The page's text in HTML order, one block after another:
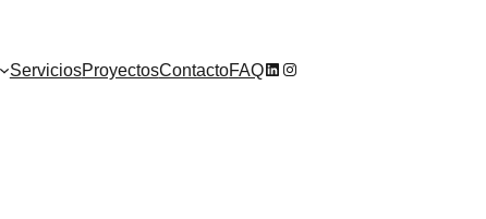
ServiciosProyectosContactoFAQLinkedIn
Instagram